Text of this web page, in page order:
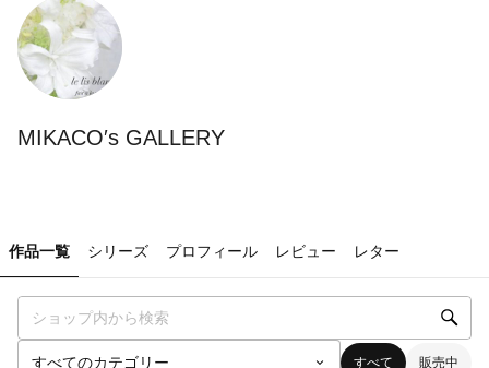
MIKACO′s GALLERY
作品一覧 シリーズ プロフィール レビュー レター
すべて 販売中